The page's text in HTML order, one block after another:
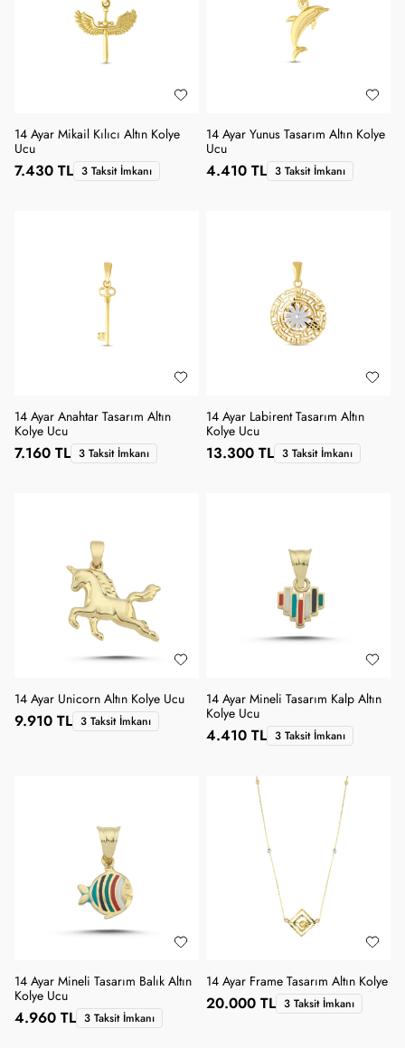
14 Ayar Mikail Kılıcı Altın Kolye
Ucu
7.430 TL 3 Taksit İmkanı
14 Ayar Yunus Tasarım Altın Kolye
Ucu
4.410 TL 3 Taksit İmkanı
14 Ayar Anahtar Tasarım Altın
Kolye Ucu
7.160 TL 3 Taksit İmkanı
14 Ayar Labirent Tasarım Altın
Kolye Ucu
13.300 TL 3 Taksit İmkanı
14 Ayar Unicorn Altın Kolye Ucu
9.910 TL 3 Taksit İmkanı
14 Ayar Mineli Tasarım Kalp Altın
Kolye Ucu
4.410 TL 3 Taksit İmkanı
14 Ayar Mineli Tasarım Balık Altın
Kolye Ucu
4.960 TL 3 Taksit İmkanı
14 Ayar Frame Tasarım Altın Kolye
20.000 TL 3 Taksit İmkanı